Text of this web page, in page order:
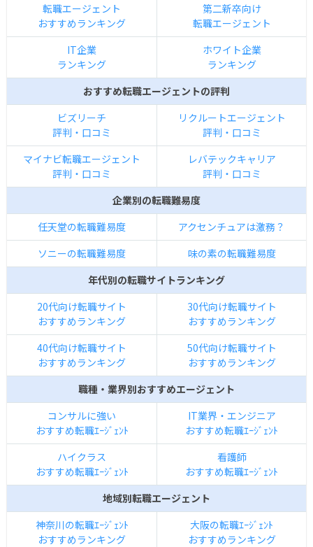
転職エージェント
おすすめランキング
第二新卒向け
転職エージェント
IT企業
ランキング
ホワイト企業
ランキング
おすすめ転職エージェントの評判
ビズリーチ
評判・口コミ
リクルートエージェント
評判・口コミ
マイナビ転職エージェント
評判・口コミ
レバテックキャリア
評判・口コミ
企業別の転職難易度
任天堂の転職難易度
アクセンチュアは激務？
ソニーの転職難易度
味の素の転職難易度
年代別の転職サイトランキング
20代向け転職サイト
おすすめランキング
30代向け転職サイト
おすすめランキング
40代向け転職サイト
おすすめランキング
50代向け転職サイト
おすすめランキング
職種・業界別おすすめエージェント
コンサルに強い
おすすめ転職ｴｰｼﾞｪﾝﾄ
IT業界・エンジニア
おすすめ転職ｴｰｼﾞｪﾝﾄ
ハイクラス
おすすめ転職ｴｰｼﾞｪﾝﾄ
看護師
おすすめ転職ｴｰｼﾞｪﾝﾄ
地域別転職エージェント
神奈川の転職ｴｰｼﾞｪﾝﾄ
おすすめランキング
大阪の転職ｴｰｼﾞｪﾝﾄ
おすすめランキング